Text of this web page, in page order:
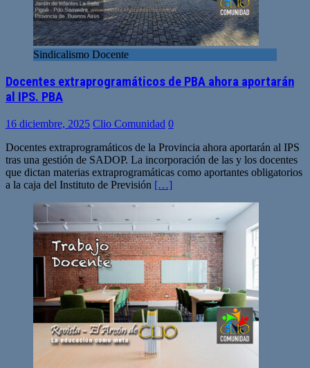
Sindicalismo Docente
Docentes extraprogramáticos de PBA ahora aportarán
al IPS. PBA
16 diciembre, 2025 Clio Comunidad 0
Docentes extraprogramáticos de la Provincia ahora aportarán al IPS
tras una gestión de SADOP. La incorporación de las y los docentes
que dictan materias extraprogramáticas como aportantes obligatorios
a la caja del Instituto de Previsión […]